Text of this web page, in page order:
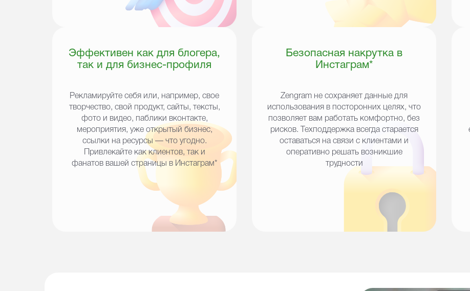
Эффективен как для блогера,
так и для бизнес-профиля
Рекламируйте себя или, например, свое
творчество, свой продукт, сайты, тексты,
фото и видео, паблики вконтакте,
мероприятия, уже открытый бизнес,
ссылки на ресурсы — что угодно.
Привлекайте как клиентов, так и
фанатов вашей страницы в Инстаграм*
Безопасная накрутка в
Инстаграм*
Zengram не сохраняет данные для
использования в посторонних целях, что
позволяет вам работать комфортно, без
рисков. Техподдержка всегда старается
оставаться на связи с клиентами и
оперативно решать возникшие
трудности